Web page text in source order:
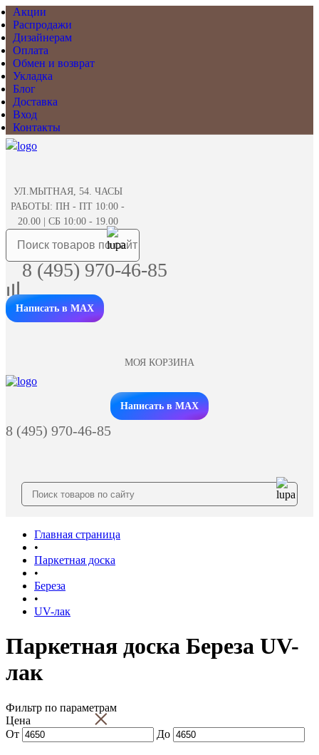
Акции
Распродажи
Дизайнерам
Оплата
Обмен и возврат
Укладка
Блог
Доставка
Вход
Контакты
УЛ.МЫТНАЯ, 54. ЧАСЫ
РАБОТЫ: ПН - ПТ 10:00 -
20.00 | СБ 10:00 - 19.00
8 (495) 970-46-85
Написать в MAX
МОЯ КОРЗИНА
Заказать звонок
Написать в MAX
8 (495) 970-46-85
Главная страница
•
Паркетная доска
•
Береза
•
UV-лак
Паркетная доска Береза UV-
лак
Фильтр по параметрам
×
Цена
От
До